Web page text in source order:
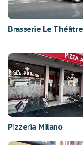
Brasserie Le Théâtre
Pizzeria Milano